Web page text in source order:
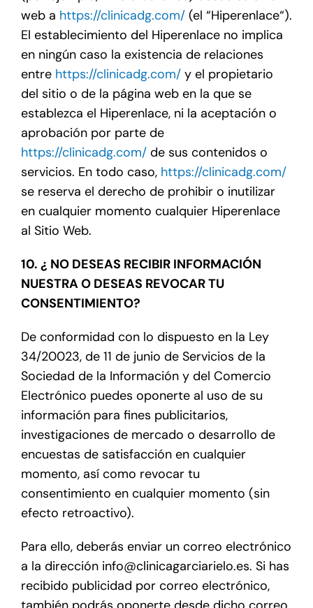
web a https://clinicadg.com/ (el “Hiperenlace“).
El establecimiento del Hiperenlace no implica
en ningún caso la existencia de relaciones
entre https://clinicadg.com/ y el propietario
del sitio o de la página web en la que se
establezca el Hiperenlace, ni la aceptación o
aprobación por parte de
https://clinicadg.com/ de sus contenidos o
servicios. En todo caso, https://clinicadg.com/
se reserva el derecho de prohibir o inutilizar
en cualquier momento cualquier Hiperenlace
al Sitio Web.
10. ¿ NO DESEAS RECIBIR INFORMACIÓN
NUESTRA O DESEAS REVOCAR TU
CONSENTIMIENTO?
De conformidad con lo dispuesto en la Ley
34/20023, de 11 de junio de Servicios de la
Sociedad de la Información y del Comercio
Electrónico puedes oponerte al uso de su
información para fines publicitarios,
investigaciones de mercado o desarrollo de
encuestas de satisfacción en cualquier
momento, así como revocar tu
consentimiento en cualquier momento (sin
efecto retroactivo).
Para ello, deberás enviar un correo electrónico
a la dirección info@clinicagarciarielo.es. Si has
recibido publicidad por correo electrónico,